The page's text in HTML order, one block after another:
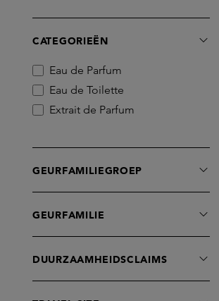
SALLE PRIVEE
Simone Andreoli
CATEGORIEËN
Eau de Parfum
Eau de Toilette
Extrait de Parfum
GEURFAMILIEGROEP
GEURFAMILIE
DUURZAAMHEIDSCLAIMS